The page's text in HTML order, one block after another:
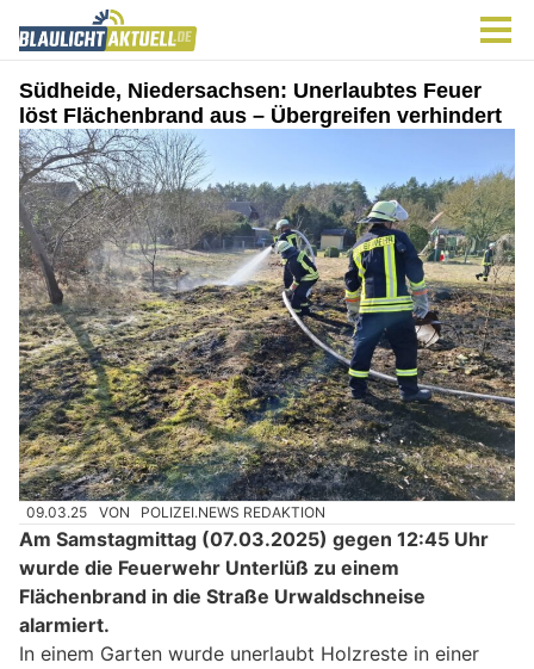
Südheide, Niedersachsen: Unerlaubtes Feuer
löst Flächenbrand aus – Übergreifen verhindert
09.03.25 VON POLIZEI.NEWS REDAKTION
Am Samstagmittag (07.03.2025) gegen 12:45 Uhr
wurde die Feuerwehr Unterlüß zu einem
Flächenbrand in die Straße Urwaldschneise
alarmiert.
In einem Garten wurde unerlaubt Holzreste in einer